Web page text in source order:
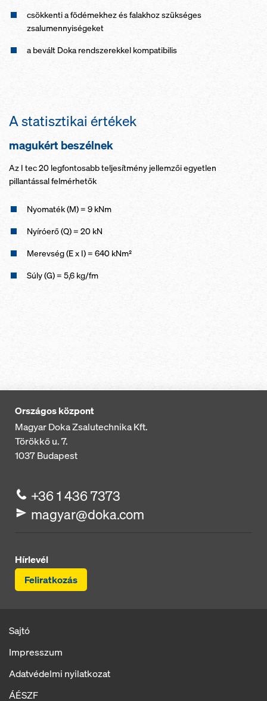
csökkenti a födémekhez és falakhoz szükséges
zsalumennyiségeket
a bevált Doka rendszerekkel kompatibilis
A statisztikai értékek
magukért beszélnek
Az I tec 20 legfontosabb teljesítmény jellemzői egyetlen
pillantással felmérhetők
Nyomaték (M) = 9 kNm
Nyíróerő (Q) = 20 kN
Merevség (E x I) = 640 kNm²
Súly (G) = 5,6 kg/fm
Országos központ
Magyar Doka Zsalutechnika Kft.
Törökkő u. 7.
1037Budapest
+36 1 436 7373
magyar@doka.com
Hírlevél
Feliratkozás
Sajtó
Impresszum
Adatvédelmi nyilatkozat
ÁÉSZF